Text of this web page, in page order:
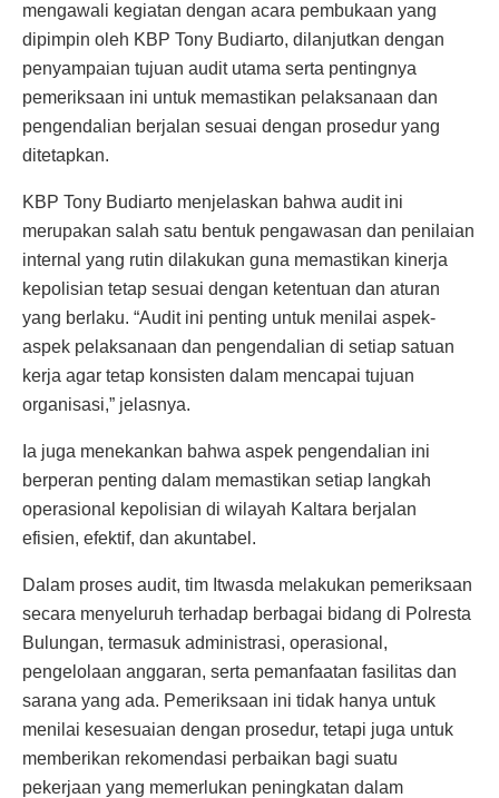
mengawali kegiatan dengan acara pembukaan yang
dipimpin oleh KBP Tony Budiarto, dilanjutkan dengan
penyampaian tujuan audit utama serta pentingnya
pemeriksaan ini untuk memastikan pelaksanaan dan
pengendalian berjalan sesuai dengan prosedur yang
ditetapkan.
KBP Tony Budiarto menjelaskan bahwa audit ini
merupakan salah satu bentuk pengawasan dan penilaian
internal yang rutin dilakukan guna memastikan kinerja
kepolisian tetap sesuai dengan ketentuan dan aturan
yang berlaku. “Audit ini penting untuk menilai aspek-
aspek pelaksanaan dan pengendalian di setiap satuan
kerja agar tetap konsisten dalam mencapai tujuan
organisasi,” jelasnya.
Ia juga menekankan bahwa aspek pengendalian ini
berperan penting dalam memastikan setiap langkah
operasional kepolisian di wilayah Kaltara berjalan
efisien, efektif, dan akuntabel.
Dalam proses audit, tim Itwasda melakukan pemeriksaan
secara menyeluruh terhadap berbagai bidang di Polresta
Bulungan, termasuk administrasi, operasional,
pengelolaan anggaran, serta pemanfaatan fasilitas dan
sarana yang ada. Pemeriksaan ini tidak hanya untuk
menilai kesesuaian dengan prosedur, tetapi juga untuk
memberikan rekomendasi perbaikan bagi suatu
pekerjaan yang memerlukan peningkatan dalam